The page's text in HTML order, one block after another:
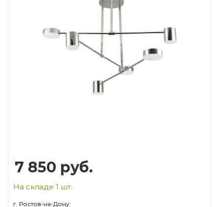
7 850 руб.
На складе 1 шт.
г. Ростов-на-Дону: